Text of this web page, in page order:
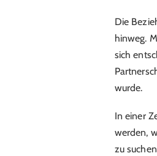
Die
hinweg.
sich
wurde.
In einer
werden,
zu